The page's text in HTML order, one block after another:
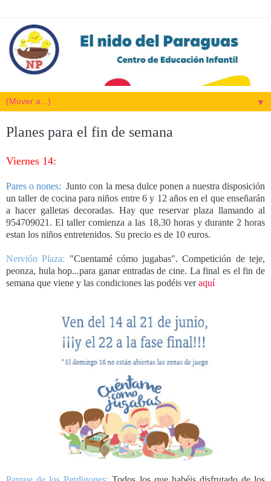
▼
Planes para el fin de semana
Viernes 14:
Pares o nones: Junto con la mesa dulce ponen a nuestra disposición
un taller de cocina para niños entre 6 y 12 años en el que enseñarán
a hacer galletas decoradas. Hay que reservar plaza llamando al
954709021. El taller comienza a las 18,30 horas y durante 2 horas
estan los niños entretenidos. Su precio es de 10 euros.
Nervión Plaza: "Cuentamé cómo jugabas". Competición de teje,
peonza, hula hop...para ganar entradas de cine. La final es el fin de
semana que viene y las condiciones las podéis veraquí